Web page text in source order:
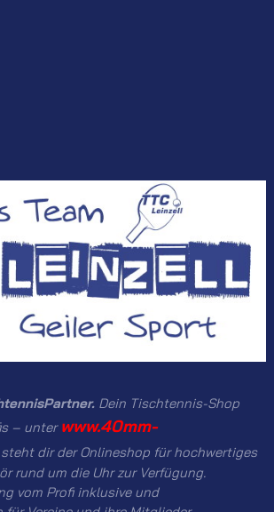
Dein Tischtennis-Shop
– unter www.40mm-
steht dir der Onlineshop für hochwertiges
rund um die Uhr zur Verfügung.
vom Profi inklusive und